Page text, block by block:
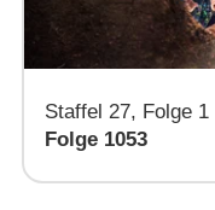
Staffel 27, Folge 1
Folge 1053